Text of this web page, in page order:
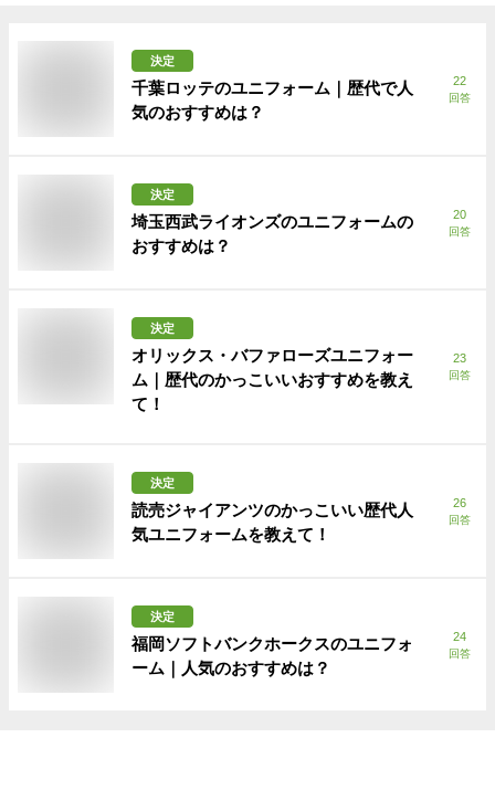
決定
千葉ロッテのユニフォーム｜歴代で人
気のおすすめは？
22
回答
決定
埼玉西武ライオンズのユニフォームの
おすすめは？
20
回答
決定
オリックス・バファローズユニフォー
ム｜歴代のかっこいいおすすめを教え
て！
23
回答
決定
読売ジャイアンツのかっこいい歴代人
気ユニフォームを教えて！
26
回答
決定
福岡ソフトバンクホークスのユニフォ
ーム｜人気のおすすめは？
24
回答